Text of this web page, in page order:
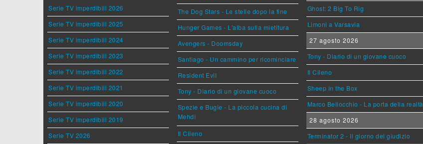
Serie TV imperdibili 2026
Serie TV imperdibili 2025
Serie TV imperdibili 2024
Serie TV imperdibili 2023
Serie TV imperdibili 2022
Serie TV imperdibili 2021
Serie TV imperdibili 2020
Serie TV imperdibili 2019
Serie TV 2026
The Dog Stars - Le stelle dopo la fine
Hunger Games - L'alba sulla mietitura
Avengers - Doomsday
Santiago - Un cammino per ricominciare
Resident Evil
Tony - Diario di un giovane cuoco
Spezie e Bugie - La piccola cucina di
Mehdi
Il Cileno
Ghost: 2 Big To Rig
Limoni a Varsavia
27 agosto 2026
Tony - Diario di un giovane cuoco
Il Cileno
Sheep in the Box
Marco Bellocchio - La porta della realtà
28 agosto 2026
Terminator 2 - Il giorno del giudizio